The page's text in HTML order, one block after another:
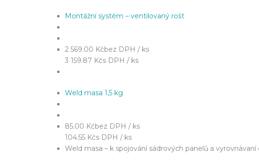
Montážní systém – ventilovaný rošt
2 569.00 Kčbez DPH / ks
3 159.87 Kčs DPH / ks
Weld masa 1,5 kg
85.00 Kčbez DPH / ks
104.55 Kčs DPH / ks
Weld masa – k spojování sádrových panelů a